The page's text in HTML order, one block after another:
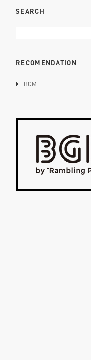
SEARCH
RECOMENDATION
BGM